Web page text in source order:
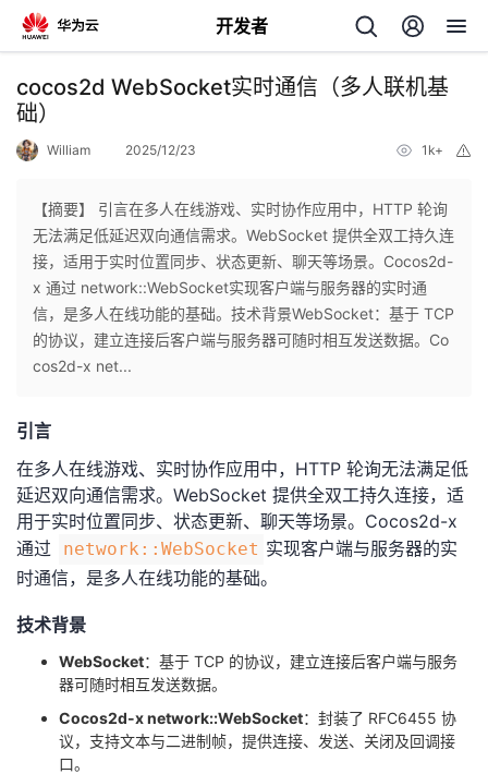
开发者
返
回
个
人
主
页
我
的
开
发
者
我
的
我
cocos2d WebSocket实时通信（多人联机基
础）
William 2025/12/23 1k+
【摘要】 引言在多人在线游戏、实时协作应用中，HTTP 轮询
无法满足低延迟双向通信需求。WebSocket 提供全双工持久连
接，适用于实时位置同步、状态更新、聊天等场景。Cocos2d-
x 通过 network::WebSocket实现客户端与服务器的实时通
信，是多人在线功能的基础。技术背景WebSocket：基于 TCP
的协议，建立连接后客户端与服务器可随时相互发送数据。Co
cos2d-x net...
引言
在多人在线游戏、实时协作应用中，HTTP 轮询无法满足低
延迟双向通信需求。WebSocket 提供全双工持久连接，适
用于实时位置同步、状态更新、聊天等场景。Cocos2d-x
通过
network::WebSocket 实现客户端与服务器的实
时通信，是多人在线功能的基础。
技术背景
WebSocket：基于 TCP 的协议，建立连接后客户端与服务
器可随时相互发送数据。
Cocos2d-x network::WebSocket：封装了 RFC6455 协
议，支持文本与二进制帧，提供连接、发送、关闭及回调接
口。